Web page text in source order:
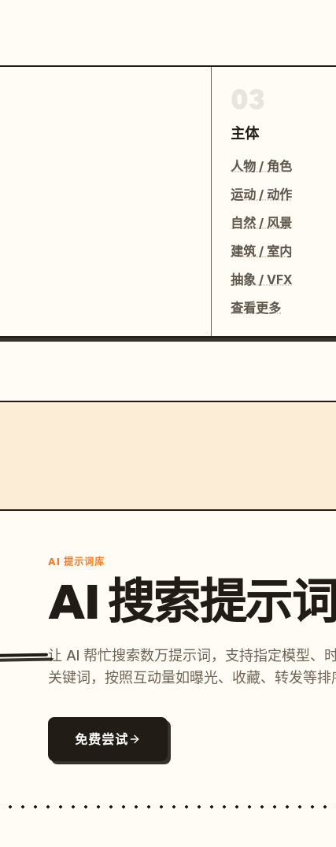
主体
人物 / 角色
运动 / 动作
自然 / 风景
建筑 / 室内
抽象 / VFX
查看更多
AI 提示词库
AI 搜索提示词
让 AI 帮忙搜索数万提示词，支持指定模型、时
关键词，按照互动量如曝光、收藏、转发等排
免费尝试